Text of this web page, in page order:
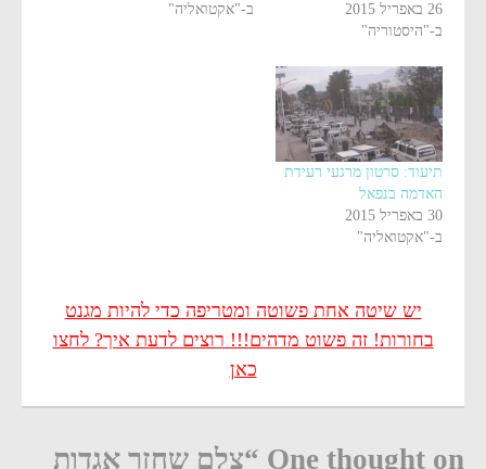
26 באפריל 2015
ב-"היסטוריה"
ב-"אקטואליה"
תיעוד: סרטון מרגעי רעידת
האדמה בנפאל
30 באפריל 2015
ב-"אקטואליה"
יש שיטה אחת פשוטה ומטריפה כדי להיות מגנט
בחורות! זה פשוט מדהים!!! רוצים לדעת איך? לחצו
כאן
One thought on “צלם שחזר אגדות